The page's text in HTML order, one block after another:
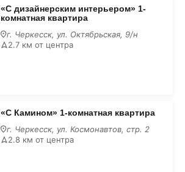
«С дизайнерским интерьером» 1-
комнатная квартира
г. Черкесск, ул. Октябрьская, 9/н
2.7 км от центра
«С Камином» 1-комнатная квартира
г. Черкесск, ул. Космонавтов, стр. 2
2.8 км от центра